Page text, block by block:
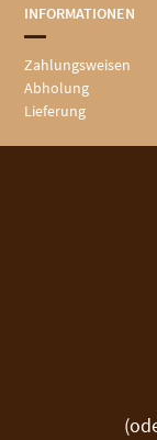
INFORMATIONEN
Zahlungsweisen
Abholung
Lieferung